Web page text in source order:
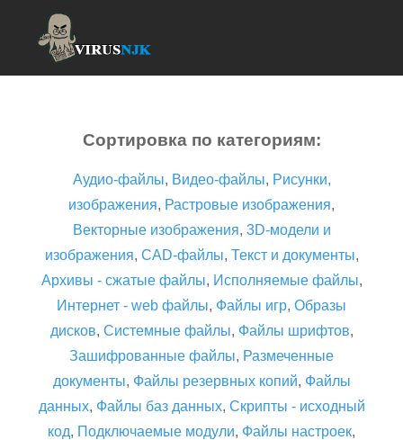
Сортировка по категориям:
Аудио-файлы, Видео-файлы, Рисунки,
изображения, Растровые изображения,
Векторные изображения, 3D-модели и
изображения, CAD-файлы, Текст и документы,
Архивы - сжатые файлы, Исполняемые файлы,
Интернет - web файлы, Файлы игр, Образы
дисков, Системные файлы, Файлы шрифтов,
Зашифрованные файлы, Размеченные
документы, Файлы резервных копий, Файлы
данных, Файлы баз данных, Скрипты - исходный
код, Подключаемые модули, Файлы настроек,